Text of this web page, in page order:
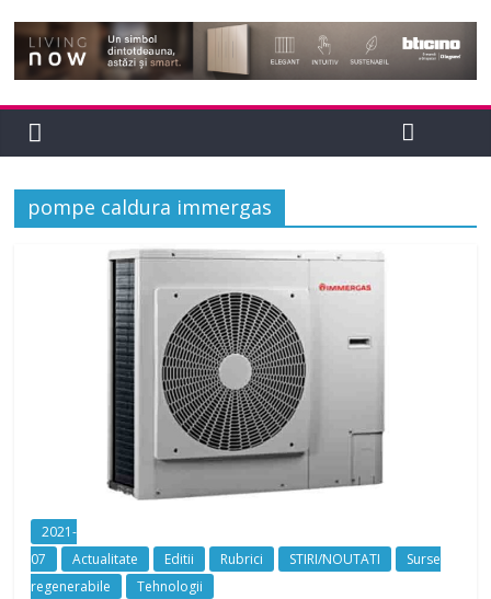
pompe caldura immergas
2021-
07
Actualitate Editii Rubrici STIRI/NOUTATI
Surse
regenerabile
Tehnologii